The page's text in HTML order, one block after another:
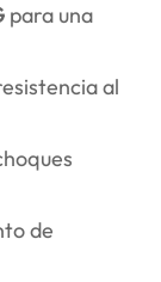
para una
al
de